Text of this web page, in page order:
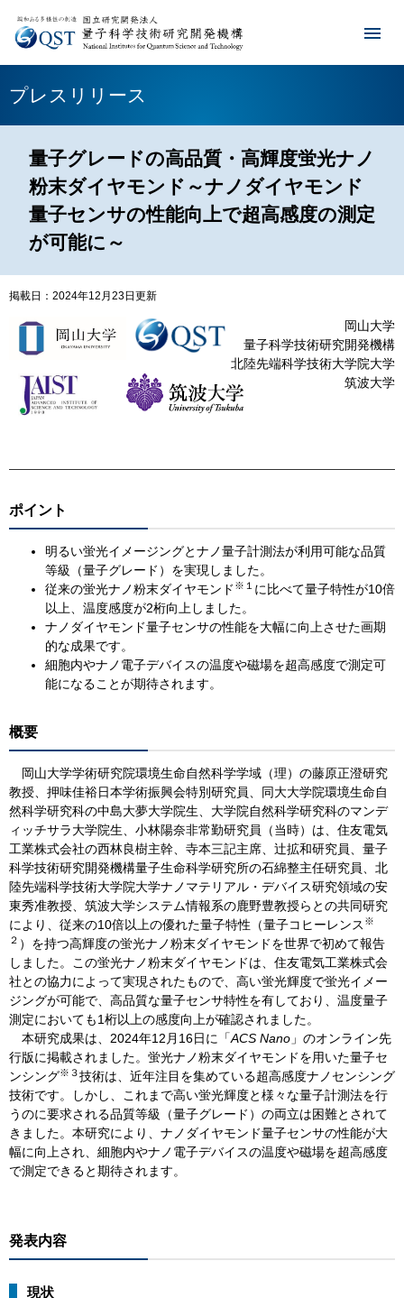
プレスリリース
量子グレードの高品質・高輝度蛍光ナノ
粉末ダイヤモンド～ナノダイヤモンド
量子センサの性能向上で超高感度の測定
が可能に～
掲載日：2024年12月23日更新
岡山大学
量子科学技術研究開発機構
北陸先端科学技術大学院大学​
筑波大学
ポイント
明るい蛍光イメージングとナノ量子計測法が利用可能な品質
等級（量子グレード）を実現しました。
​​従来の蛍光ナノ粉末ダイヤモンド ※１ に比べて量子特性が10倍
以上、温度感度が2桁向上しました。
ナノダイヤモンド量子センサの性能を大幅に向上させた画期
的な成果です。
細胞内やナノ電子デバイスの温度や磁場を超高感度で測定可
能になることが期待されます。
概要
岡山大学学術研究院環境生命自然科学学域（理）の藤原正澄研究
教授、押味佳裕日本学術振興会特別研究員、同大大学院環境生命自
然科学研究科の中島大夢大学院生、大学院自然科学研究科のマンデ
ィッチサラ大学院生、小林陽奈非常勤研究員（当時）は、住友電気
工業株式会社の西林良樹主幹、寺本三記主席、辻拡和研究員、量子
科学技術研究開発機構量子生命科学研究所の石綿整主任研究員、北
陸先端科学技術大学院大学ナノマテリアル・デバイス研究領域の安
東秀准教授、筑波大学システム情報系の鹿野豊教授らとの共同研究
により、従来の10倍以上の優れた量子特性（量子コヒーレンス ※
２ ）を持つ高輝度の蛍光ナノ粉末ダイヤモンドを世界で初めて報告
しました。この蛍光ナノ粉末ダイヤモンドは、住友電気工業株式会
社との協力によって実現されたもので、高い蛍光輝度で蛍光イメー
ジングが可能で、高品質な量子センサ特性を有しており、温度量子
測定においても1桁以上の感度向上が確認されました。
本研究成果は、2024年12月16日に「ACS Nano 」のオンライン先
行版に掲載されました。蛍光ナノ粉末ダイヤモンドを用いた量子セ
ンシング※３技術は、近年注目を集めている超高感度ナノセンシング
技術です。しかし、これまで高い蛍光輝度と様々な量子計測法を行
うのに要求される品質等級（量子グレード）の両立は困難とされて
きました。本研究により、ナノダイヤモンド量子センサの性能が大
幅に向上され、細胞内やナノ電子デバイスの温度や磁場を超高感度
で測定できると期待されます。
発表内容
現状